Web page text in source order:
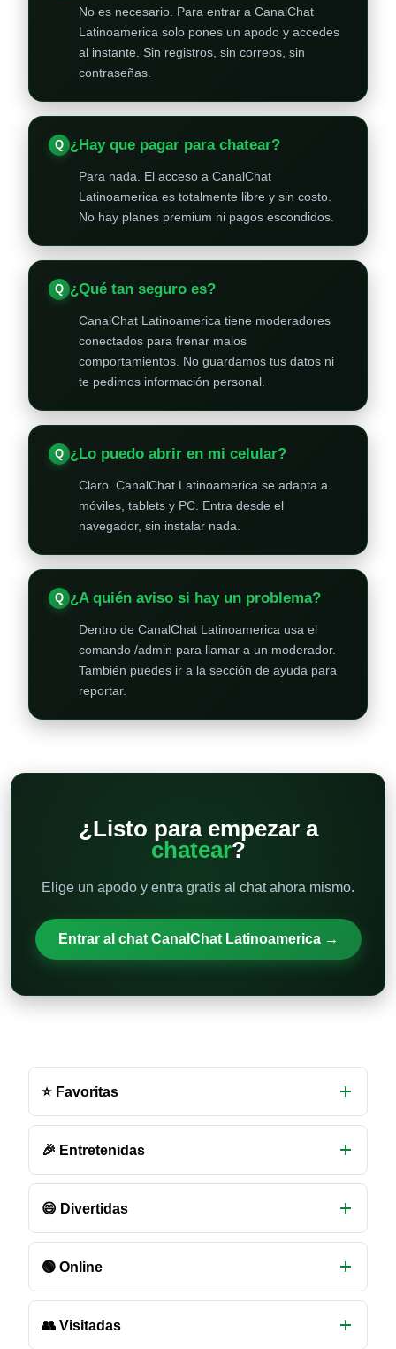
No es necesario. Para entrar a CanalChat
Latinoamerica solo pones un apodo y accedes
al instante. Sin registros, sin correos, sin
contraseñas.
¿Hay que pagar para chatear?
Para nada. El acceso a CanalChat
Latinoamerica es totalmente libre y sin costo.
No hay planes premium ni pagos escondidos.
¿Qué tan seguro es?
CanalChat Latinoamerica tiene moderadores
conectados para frenar malos
comportamientos. No guardamos tus datos ni
te pedimos información personal.
¿Lo puedo abrir en mi celular?
Claro. CanalChat Latinoamerica se adapta a
móviles, tablets y PC. Entra desde el
navegador, sin instalar nada.
¿A quién aviso si hay un problema?
Dentro de CanalChat Latinoamerica usa el
comando /admin para llamar a un moderador.
También puedes ir a la sección de ayuda para
reportar.
¿Listo para empezar a
chatear?
Elige un apodo y entra gratis al chat ahora mismo.
Entrar al chat CanalChat Latinoamerica →
de
chat
disponibles
⭐ Favoritas
🎉 Entretenidas
😄 Divertidas
🟢 Online
👥 Visitadas